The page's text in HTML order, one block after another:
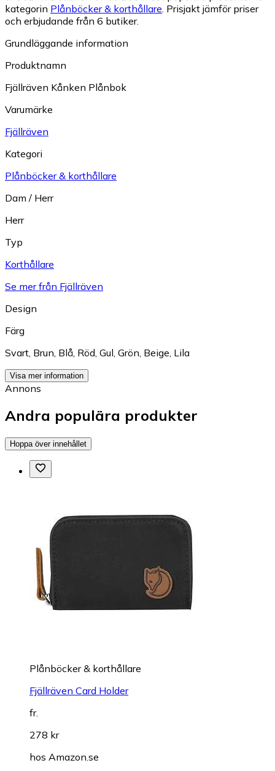
kategorin Plånböcker & korthållare Prisjakt jämför priser
och erbjudande från 6 butiker.
Grundläggande information
Produktnamn
Fjällräven Kånken Plånbok
Varumärke
Fjällräven
Kategori
Plånböcker & korthållare
Dam / Herr
Herr
Typ
Korthållare
Se mer från Fjällräven
Design
Färg
Svart Brun Blå Röd Gul Grön Beige Lila
Visa mer information
Annons
Andra populära produkter
Hoppa över innehållet
Plånböcker & korthållare
Fjällräven Card Holder
fr.
278 kr
hos Amazon.se